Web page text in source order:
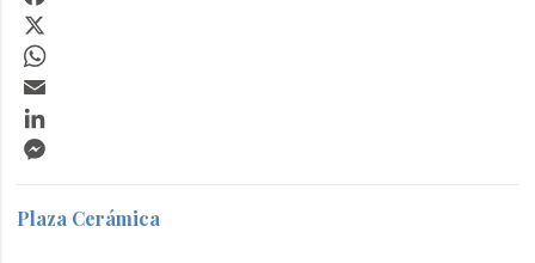
Plaza Cerámica